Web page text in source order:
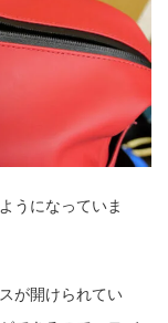
うになっていま
が開けられてい